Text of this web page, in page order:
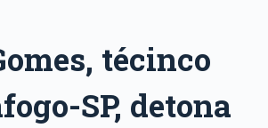
técinco
SP, detona